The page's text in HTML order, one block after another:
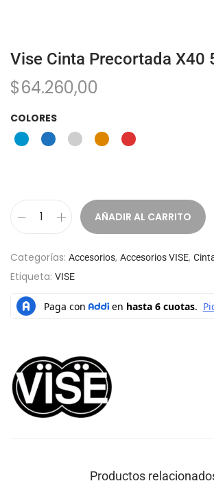
Vise Cinta Precortada X40
$64.260,00
COLORES
AÑADIR AL CARRITO
Categorías: Accesorios, Accesorios VISE,
Etiqueta: VISE
Productos